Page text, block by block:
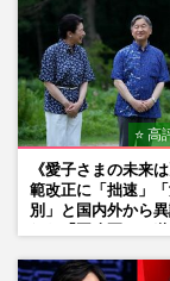
⭐ 高
《愛子さまの未来
範改正に「拙速」
別」と国内外から